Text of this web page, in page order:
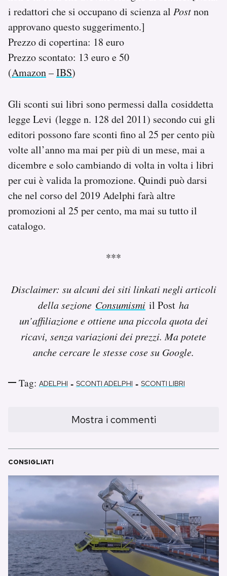
i redattori che si occupano di scienza al Postnon
approvano questo suggerimento.]
Prezzo di copertina: 18 euro
Prezzo scontato: 13 euro e 50
(Amazon–IBS)
Gli sconti sui libri sono permessi dalla cosiddetta
legge Levi (legge n. 128 del 2011) secondo cui gli
editori possono fare sconti fino al 25 per cento più
volte all’anno ma mai per più di un mese, mai a
dicembre e solo cambiando di volta in volta i libri
per cui è valida la promozione. Quindi può darsi
che nel corso del 2019 Adelphi farà altre
promozioni al 25 per cento, ma mai su tutto il
catalogo.
***
Disclaimer: su alcuni dei siti linkati negli articoli
della sezione Consumismi il Post ha
un’affiliazione e ottiene una piccola quota dei
ricavi, senza variazioni dei prezzi. Ma potete
anche cercare le stesse cose su Google.
Tag: ADELPHI - SCONTI ADELPHI - SCONTI LIBRI
Mostra i commenti
CONSIGLIATI